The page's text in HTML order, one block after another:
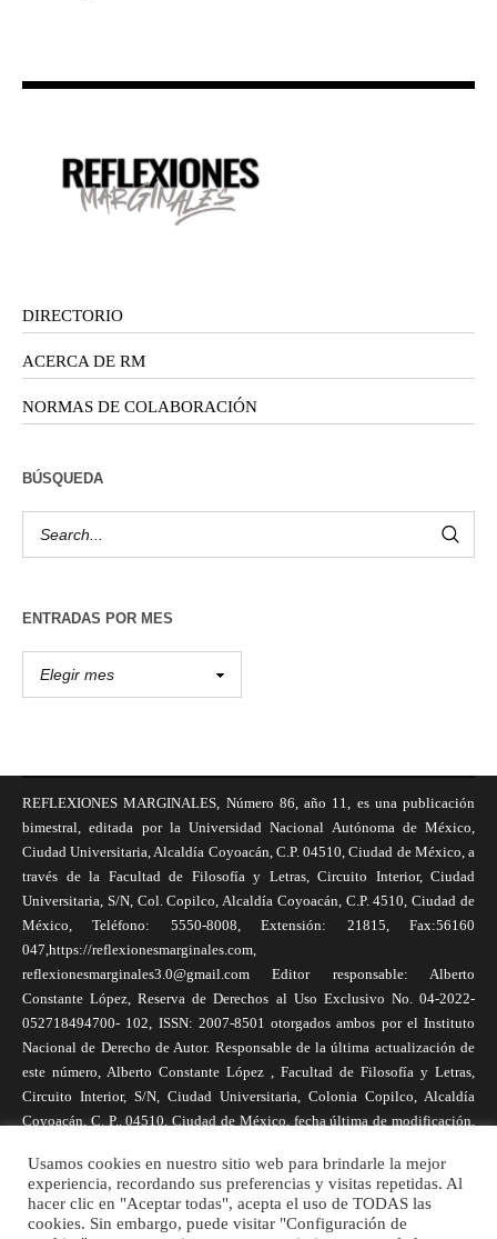
DIRECTORIO
ACERCA DE RM
NORMAS DE COLABORACIÓN
BÚSQUEDA
ENTRADAS POR MES
REFLEXIONES MARGINALES, Número 86, año 11, es una publicación
bimestral, editada por la Universidad Nacional Autónoma de México,
Ciudad Universitaria, Alcaldía Coyoacán, C.P. 04510, Ciudad de México, a
través de la Facultad de Filosofía y Letras, Circuito Interior, Ciudad
Universitaria, S/N, Col. Copilco, Alcaldía Coyoacán, C.P. 4510, Ciudad de
México, Teléfono: 5550-8008, Extensión: 21815, Fax:56160
047,https://reflexionesmarginales.com,
reflexionesmarginales3.0@gmail.com Editor responsable: Alberto
Constante López, Reserva de Derechos al Uso Exclusivo No. 04-2022-
052718494700- 102, ISSN: 2007-8501 otorgados ambos por el Instituto
Nacional de Derecho de Autor. Responsable de la última actualización de
este número, Alberto Constante López , Facultad de Filosofía y Letras,
Circuito Interior, S/N, Ciudad Universitaria, Colonia Copilco, Alcaldía
Coyoacán, C. P., 04510, Ciudad de México, fecha última de modificación,
necesariamente reflejan la postura de la revista, ni de Universidad Nacional
Autónoma de México. Los autores son responsables de los contenidos de
sus artículos. Se autoriza la reproducción total o parcial de los textos aquí
Usamos cookies en nuestro sitio web para brindarle la mejor
experiencia, recordando sus preferencias y visitas repetidas. Al
hacer clic en "Aceptar todas", acepta el uso de TODAS las
cookies. Sin embargo, puede visitar "Configuración de